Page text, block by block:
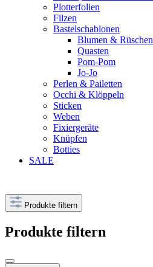
Plotterfolien
Filzen
Bastelschablonen
Blumen & Rüschen
Quasten
Pom-Pom
Jo-Jo
Perlen & Pailetten
Occhi & Klöppeln
Sticken
Weben
Fixiergeräte
Knüpfen
Botties
SALE
Produkte filtern
Produkte filtern